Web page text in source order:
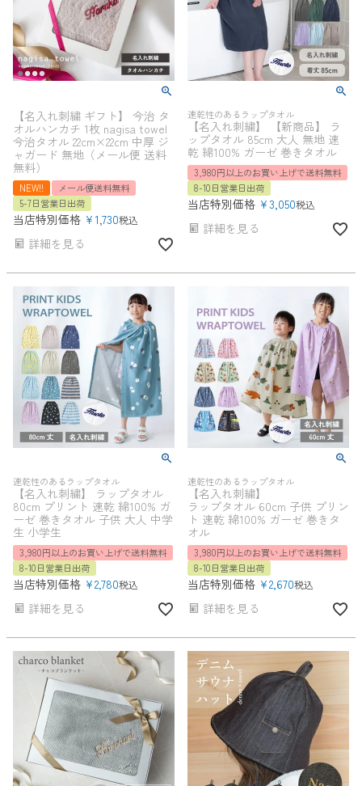
【名入れ刺繍 ギフト】 今治 タ
オルハンカチ 1枚 nagisa towel
今治タオル 22cm×22cm 中厚 ジ
ャガード 無地（メール便 送料
無料）
NEW!!
メール便送料無料
5-7日営業日出荷
当店特別価格 ¥1,730税込
詳細を見る
速乾性のあるラップタオル
【名入れ刺繍】 【新商品】 ラ
ップタオル 85cm 大人 無地 速
乾 綿100% ガーゼ 巻きタオル
3,980円以上のお買い上げで送料無料
8-10日営業日出荷
当店特別価格 ¥3,050税込
詳細を見る
速乾性のあるラップタオル
【名入れ刺繍】 ラップタオル
80cm プリント 速乾 綿100% ガ
ーゼ 巻きタオル 子供 大人 中学
生 小学生
3,980円以上のお買い上げで送料無料
8-10日営業日出荷
当店特別価格 ¥2,780税込
詳細を見る
速乾性のあるラップタオル
【名入れ刺繍】
ラップタオル 60cm 子供 プリン
ト 速乾 綿100% ガーゼ 巻きタ
オル
3,980円以上のお買い上げで送料無料
8-10日営業日出荷
当店特別価格 ¥2,670税込
詳細を見る